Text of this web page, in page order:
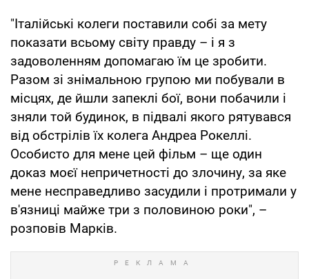
"Італійські колеги поставили собі за мету
показати всьому світу правду – і я з
задоволенням допомагаю їм це зробити.
Разом зі знімальною групою ми побували в
місцях, де йшли запеклі бої, вони побачили і
зняли той будинок, в підвалі якого рятувався
від обстрілів їх колега Андреа Рокеллі.
Особисто для мене цей фільм – ще один
доказ моєї непричетності до злочину, за яке
мене несправедливо засудили і протримали у
в'язниці майже три з половиною роки", –
розповів Марків.